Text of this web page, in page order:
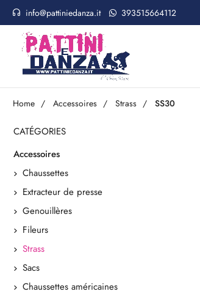
info@pattiniedanza.it 393515664112
Home Accessoires Strass SS30
CATÉGORIES
Accessoires
Chaussettes
Extracteur de presse
Genouillères
Fileurs
Strass
Sacs
Chaussettes américaines